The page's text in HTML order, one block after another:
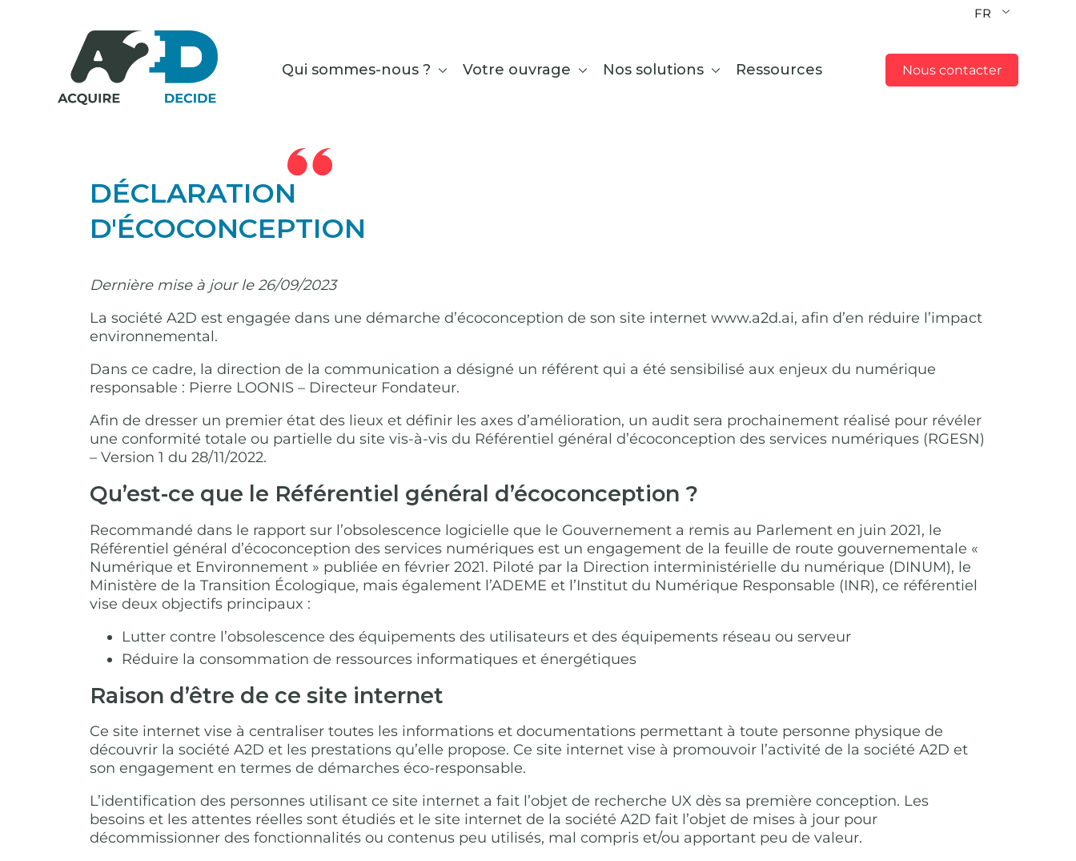
FR
Qui sommes-nous ? Votre ouvrage Nos solutions Ressources Nous contacter
DÉCLARATION
D'ÉCOCONCEPTION
Dernière mise à jour le 26/09/2023
La société A2D est engagée dans une démarche d’écoconception de son site internet www.a2d.ai, afin d’en réduire l’impact
environnemental.
Dans ce cadre, la direction de la communication a désigné un référent qui a été sensibilisé aux enjeux du numérique
responsable : Pierre LOONIS – Directeur Fondateur.
Afin de dresser un premier état des lieux et définir les axes d’amélioration, un audit sera prochainement réalisé pour révéler
une conformité totale ou partielle du site vis-à-vis du Référentiel général d’écoconception des services numériques (RGESN)
– Version 1 du 28/11/2022.
Qu’est-ce que le Référentiel général d’écoconception ?
Recommandé dans le rapport sur l’obsolescence logicielle que le Gouvernement a remis au Parlement en juin 2021, le
Référentiel général d’écoconception des services numériques est un engagement de la feuille de route gouvernementale «
Numérique et Environnement » publiée en février 2021. Piloté par la Direction interministérielle du numérique (DINUM), le
Ministère de la Transition Écologique, mais également l’ADEME et l’Institut du Numérique Responsable (INR), ce référentiel
vise deux objectifs principaux :
Lutter contre l’obsolescence des équipements des utilisateurs et des équipements réseau ou serveur
Réduire la consommation de ressources informatiques et énergétiques
Raison d’être de ce site internet
Ce site internet vise à centraliser toutes les informations et documentations permettant à toute personne physique de
découvrir la société A2D et les prestations qu’elle propose. Ce site internet vise à promouvoir l’activité de la société A2D et
son engagement en termes de démarches éco-responsable.
L’identification des personnes utilisant ce site internet a fait l’objet de recherche UX dès sa première conception. Les
besoins et les attentes réelles sont étudiés et le site internet de la société A2D fait l’objet de mises à jour pour
décommissionner des fonctionnalités ou contenus peu utilisés, mal compris et/ou apportant peu de valeur.